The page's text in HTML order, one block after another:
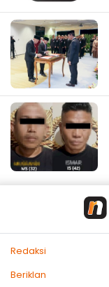
Redaksi
Beriklan